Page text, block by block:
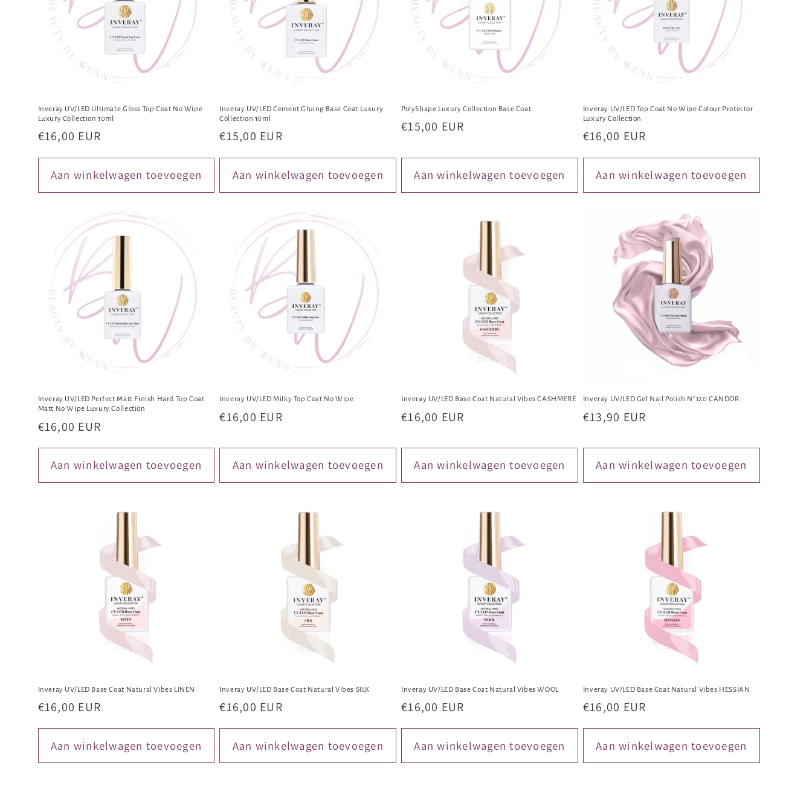
Inveray UV/LED Ultimate Gloss Top Coat No Wipe
Luxury Collection 10ml
Normale
€16,00 EUR
Aan winkelwagen toevoegen
Inveray UV/LED Cement Gluing Base Coat Luxury
Collection 10ml
Normale
€15,00 EUR
Aan winkelwagen toevoegen
PolyShape Luxury Collection Base Coat
Normale
€15,00 EUR
Aan winkelwagen toevoegen
Inveray UV/LED Top Coat No Wipe Colour Protector
Luxury Collection
Normale
€16,00 EUR
Aan winkelwagen toevoegen
Inveray UV/LED Perfect Matt Finish Hard Top Coat
Matt No Wipe Luxury Collection
Normale
€16,00 EUR
Aan winkelwagen toevoegen
Inveray UV/LED Milky Top Coat No Wipe
Normale
€16,00 EUR
Aan winkelwagen toevoegen
Inveray UV/LED Base Coat Natural Vibes CASHMERE
Normale
€16,00 EUR
Aan winkelwagen toevoegen
Inveray UV/LED Gel Nail Polish N°120 CANDOR
Normale
€13,90 EUR
Aan winkelwagen toevoegen
Inveray UV/LED Base Coat Natural Vibes LINEN
Normale
€16,00 EUR
Aan winkelwagen toevoegen
Inveray UV/LED Base Coat Natural Vibes SILK
Normale
€16,00 EUR
Aan winkelwagen toevoegen
Inveray UV/LED Base Coat Natural Vibes WOOL
Normale
€16,00 EUR
Aan winkelwagen toevoegen
Inveray UV/LED Base Coat Natural Vibes HESSIAN
Normale
€16,00 EUR
Aan winkelwagen toevoegen